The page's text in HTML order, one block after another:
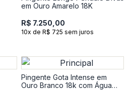
em Ouro Amarelo 18K
R$ 7.250,00
10x de R$ 725 sem juros
Pingente Gota Intense em
Ouro Branco 18k com Água